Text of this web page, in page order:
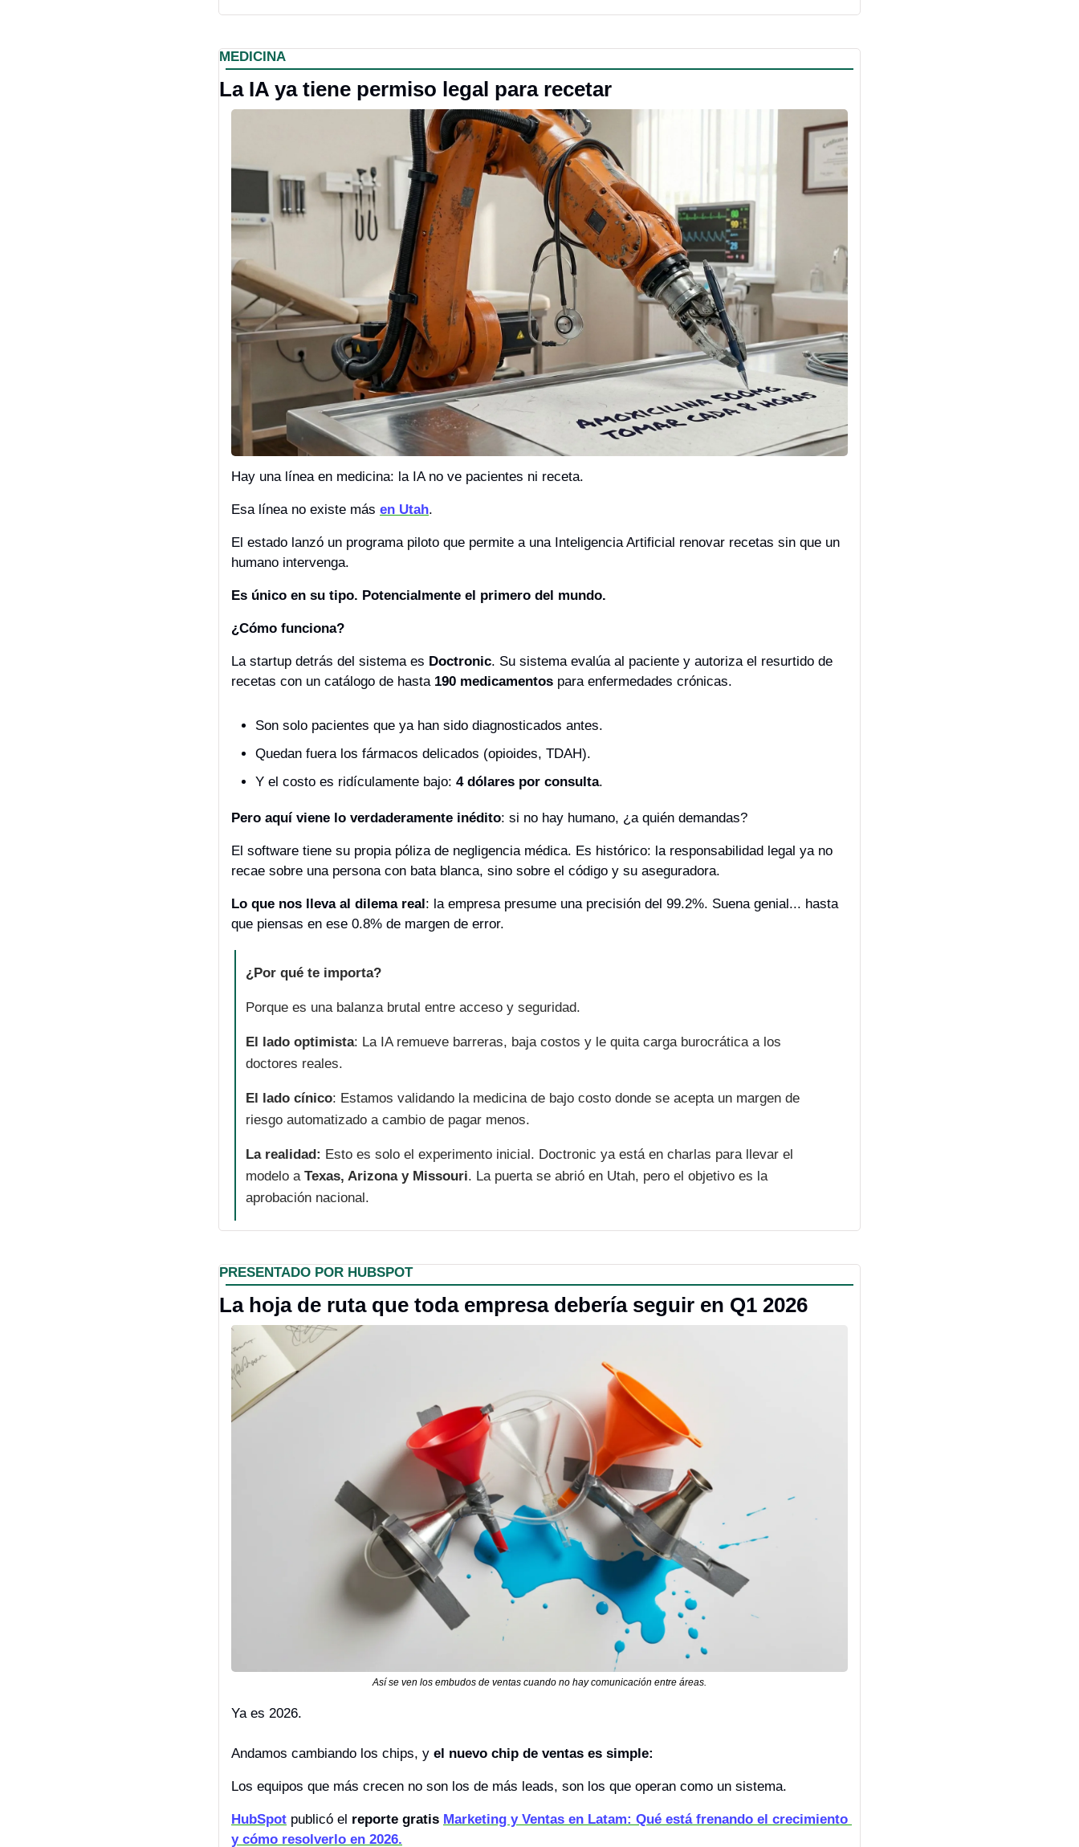
MEDICINA
La IA ya tiene permiso legal para recetar
Hay una línea en medicina: la IA no ve pacientes ni receta.
Esa línea no existe más en Utah.
El estado lanzó un programa piloto que permite a una Inteligencia Artificial renovar recetas sin que un
humano intervenga.
Es único en su tipo. Potencialmente el primero del mundo.
¿Cómo funciona?
La startup detrás del sistema es Doctronic. Su sistema evalúa al paciente y autoriza el resurtido de
recetas con un catálogo de hasta 190 medicamentos para enfermedades crónicas.
Son solo pacientes que ya han sido diagnosticados antes.
Quedan fuera los fármacos delicados (opioides, TDAH).
Y el costo es ridículamente bajo: 4 dólares por consulta.
Pero aquí viene lo verdaderamente inédito: si no hay humano, ¿a quién demandas?
El software tiene su propia póliza de negligencia médica. Es histórico: la responsabilidad legal ya no
recae sobre una persona con bata blanca, sino sobre el código y su aseguradora.
Lo que nos lleva al dilema real: la empresa presume una precisión del 99.2%. Suena genial... hasta
que piensas en ese 0.8% de margen de error.
¿Por qué te importa?
Porque es una balanza brutal entre acceso y seguridad.
El lado optimista: La IA remueve barreras, baja costos y le quita carga burocrática a los
doctores reales.
El lado cínico: Estamos validando la medicina de bajo costo donde se acepta un margen de
riesgo automatizado a cambio de pagar menos.
La realidad: Esto es solo el experimento inicial. Doctronic ya está en charlas para llevar el
modelo a Texas, Arizona y Missouri. La puerta se abrió en Utah, pero el objetivo es la
aprobación nacional.
PRESENTADO POR HUBSPOT
La hoja de ruta que toda empresa debería seguir en Q1 2026
Así se ven los embudos de ventas cuando no hay comunicación entre áreas.
Ya es 2026.
Andamos cambiando los chips, y el nuevo chip de ventas es simple:
Los equipos que más crecen no son los de más leads, son los que operan como un sistema.
HubSpot publicó el reporte gratis Marketing y Ventas en Latam: Qué está frenando el crecimiento
y cómo resolverlo en 2026.